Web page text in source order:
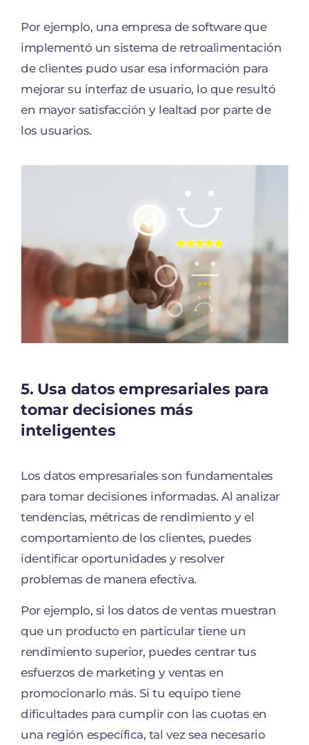
Por ejemplo, una empresa de software que
implementó un sistema de retroalimentación
de clientes pudo usar esa información para
mejorar su interfaz de usuario, lo que resultó
en mayor satisfacción y lealtad por parte de
los usuarios.
5. Usa datos empresariales para
tomar decisiones más
inteligentes
Los datos empresariales son fundamentales
para tomar decisiones informadas. Al analizar
tendencias, métricas de rendimiento y el
comportamiento de los clientes, puedes
identificar oportunidades y resolver
problemas de manera efectiva.
Por ejemplo, si los datos de ventas muestran
que un producto en particular tiene un
rendimiento superior, puedes centrar tus
esfuerzos de marketing y ventas en
promocionarlo más. Si tu equipo tiene
dificultades para cumplir con las cuotas en
una región específica, tal vez sea necesario